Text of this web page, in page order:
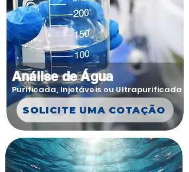
Purificada, Injetáveis ou Ultrapurificada
SOLICITE UMA COTAÇÃO
Análise de Água